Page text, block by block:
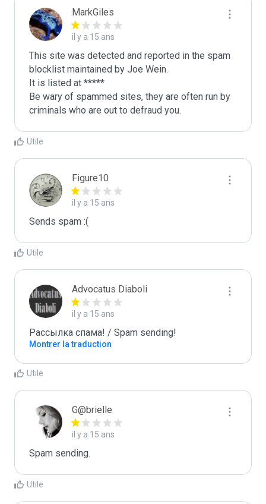
MarkGiles
il y a 15 ans
This site was detected and reported in the spam
blocklist maintained by Joe Wein.
It is listed at *****
Be wary of spammed sites, they are often run by
criminals who are out to defraud you.
Utile
Figure10
il y a 15 ans
Sends spam :(
Utile
Advocatus Diaboli
il y a 15 ans
Рассылка спама! / Spam sending!
Montrer la traduction
Utile
G@brielle
il y a 15 ans
Spam sending.
Utile